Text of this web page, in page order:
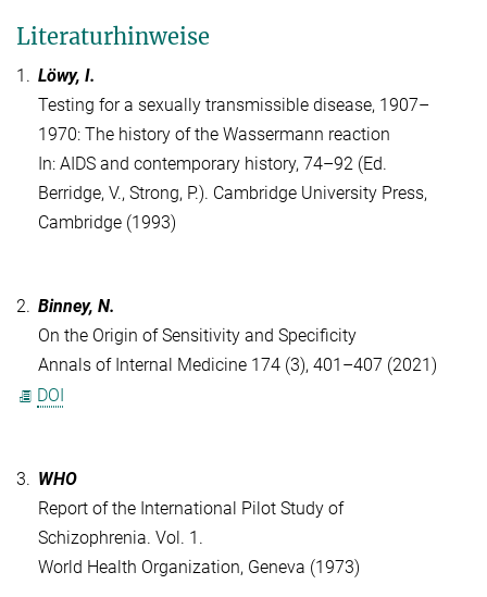
Literaturhinweise
1. Löwy, I.
Testing for a sexually transmissible disease, 1907–
1970: The history of the Wassermann reaction
In: AIDS and contemporary history, 74–92 (Ed.
Berridge, V., Strong, P.). Cambridge University Press,
Cambridge (1993)
2. Binney, N.
On the Origin of Sensitivity and Specificity
Annals of Internal Medicine 174 (3), 401–407 (2021)
DOI
3. WHO
Report of the International Pilot Study of
Schizophrenia. Vol. 1.
World Health Organization, Geneva (1973)